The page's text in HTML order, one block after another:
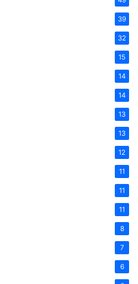
39
32
15
14
14
13
13
12
11
11
11
8
7
6